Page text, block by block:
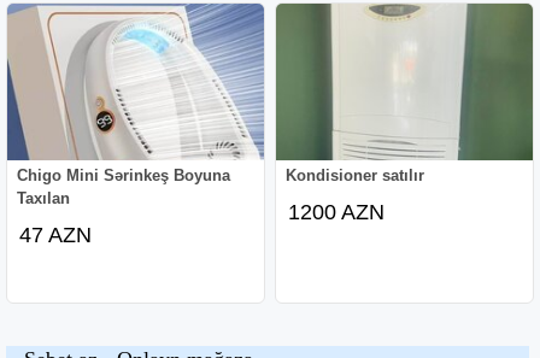
Chigo Mini Sərinkeş Boyuna
Taxılan
47 AZN
Kondisioner satılır
1200 AZN